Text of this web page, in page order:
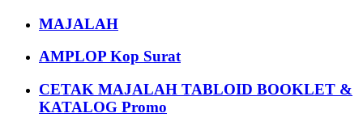
MAJALAH
AMPLOP Kop Surat
CETAK MAJALAH TABLOID BOOKLET &
KATALOG Promo